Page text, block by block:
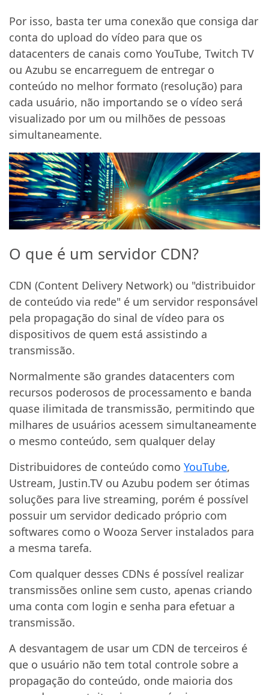
Por isso, basta ter uma conexão que consiga dar
conta do upload do vídeo para que os
datacenters de canais como YouTube, Twitch TV
ou Azubu se encarreguem de entregar o
conteúdo no melhor formato (resolução) para
cada usuário, não importando se o vídeo será
visualizado por um ou milhões de pessoas
simultaneamente.
O que é um servidor CDN?
CDN (Content Delivery Network) ou "distribuidor
de conteúdo via rede" é um servidor responsável
pela propagação do sinal de vídeo para os
dispositivos de quem está assistindo a
transmissão.
Normalmente são grandes datacenters com
recursos poderosos de processamento e banda
quase ilimitada de transmissão, permitindo que
milhares de usuários acessem simultaneamente
o mesmo conteúdo, sem qualquer delay
Distribuidores de conteúdo como YouTube,
Ustream, Justin.TV ou Azubu podem ser ótimas
soluções para live streaming, porém é possível
possuir um servidor dedicado próprio com
softwares como o Wooza Server instalados para
a mesma tarefa.
Com qualquer desses CDNs é possível realizar
transmissões online sem custo, apenas criando
uma conta com login e senha para efetuar a
transmissão.
A desvantagem de usar um CDN de terceiros é
que o usuário não tem total controle sobre a
propagação do conteúdo, onde maioria dos